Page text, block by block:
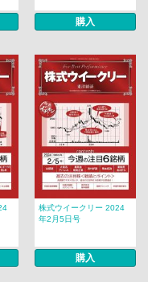
購入
株式ウイークリー 2024
年2月5日号
購入